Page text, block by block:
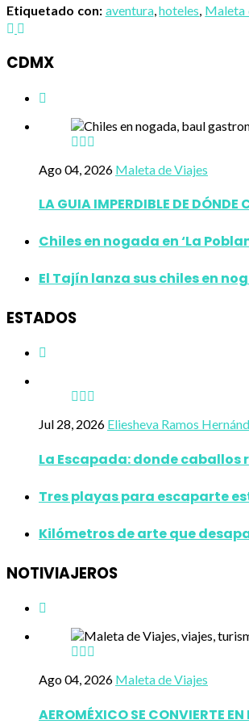
Etiquetado con: aventura,hoteles, Maleta
CDMX
Ago 04, 2026 Maleta de Viajes
LA GUIA IMPERDIBLE DE DÓNDE
Chiles en nogada en ‘La
El Tajín lanza sus chiles en
ESTADOS
Jul 28, 2026 Eliesheva Ramos
La Escapada: donde
Tres playas para escaparte
Kilómetros de arte que
NOTIVIAJEROS
Ago 04, 2026 Maleta de Viajes
AEROMÉXICO SE CONVIERTE